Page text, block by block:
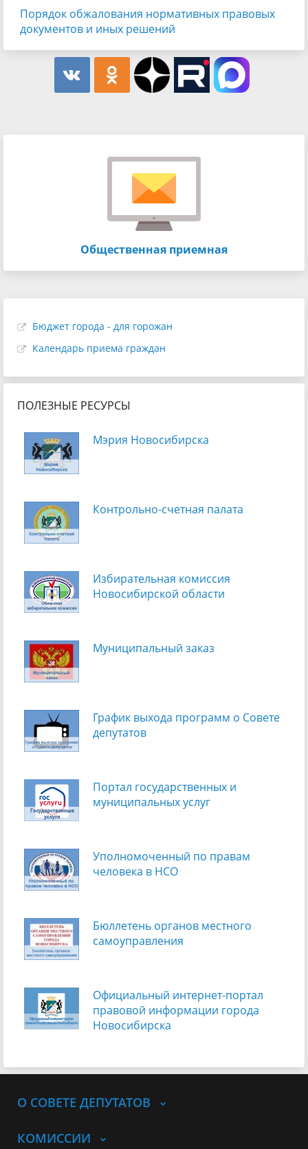
Порядок обжалования нормативных правовых
документов и иных решений
Общественная приемная
Бюджет города - для горожан
Календарь приема граждан
ПОЛЕЗНЫЕ РЕСУРСЫ
Мэрия Новосибирска
Контрольно-счетная палата
Избирательная комиссия
Новосибирской области
Муниципальный заказ
График выхода программ о Cовете
депутатов
Портал государственных и
муниципальных услуг
Уполномоченный по правам
человека в НСО
Бюллетень органов местного
самоуправления
Официальный интернет-портал
правовой информации города
Новосибирска
О СОВЕТЕ ДЕПУТАТОВ
КОМИССИИ